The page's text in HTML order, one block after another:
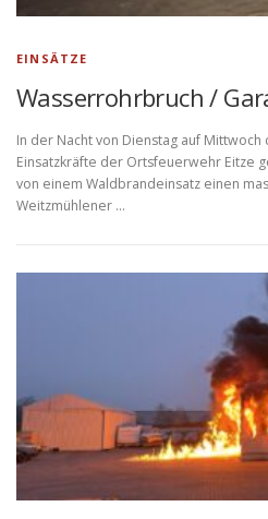
EINSÄTZE
Wasserrohrbruch /
In der Nacht von Dienstag auf
Einsatzkräfte der Ortsfeuerwehr Eitze
von einem Waldbrandeinsatz einen
Weitzmühlener …